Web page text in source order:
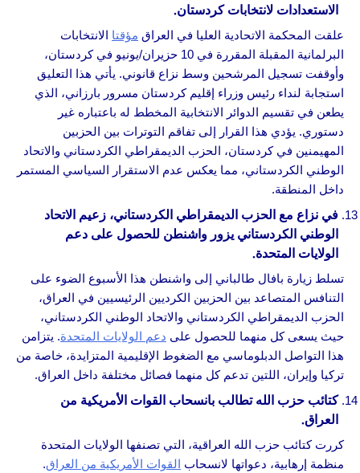
الاستعدادات لانتخابات كردستان.
علقت المحكمة الاتحادية العليا في العراق مؤقتا الانتخابات
البرلمانية المقبلة المقررة في 10 حزيران/يونيو في كردستان،
وأوقفت تسجيل المرشحين وسط نزاع قانوني. يأتي هذا التعليق
استجابة لنداء رئيس وزراء إقليم كردستان مسرور بارزاني، الذي
يطعن في تقسيم الدوائر الانتخابية المخطط له باعتباره غير
دستوري. يؤدي هذا القرار إلى تفاقم التوترات بين الحزبين
المهيمنين في كردستان، الحزب الديمقراطي الكردستاني والاتحاد
الوطني الكردستاني، مما يعكس عدم الاستقرار السياسي المستمر
داخل المنطقة.
في نزاع مع الحزب الديمقراطي الكردستاني، زعيم الاتحاد
الوطني الكردستاني يزور واشنطن للحصول على دعم
الولايات المتحدة.
تسلط زيارة بافال طالباني إلى واشنطن هذا الأسبوع الضوء على
التنافس المتصاعد بين الحزبين الكرديين الرئيسيين في العراق،
الحزب الديمقراطي الكردستاني والاتحاد الوطني الكردستاني،
حيث يسعى كل منهما للحصول على دعم الولايات المتحدة. يتزامن
هذا التواصل الدبلوماسي مع الضغوط الإقليمية المتزايدة، خاصة من
تركيا وإيران، اللتين تدعم كل منهما فصائل مختلفة داخل العراق.
كتائب حزب الله تطالب بانسحاب القوات الأمريكية من
العراق.
كررت كتائب حزب الله العراقية، التي تصنفها الولايات المتحدة
منظمة إرهابية، دعواتها لانسحاب القوات الأمريكية من العراق.